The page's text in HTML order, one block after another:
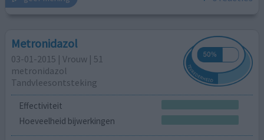
Metronidazol
03-01-2015 | Vrouw | 51
metronidazol
Tandvleesontsteking
Effectiviteit
Hoeveelheid bijwerkingen